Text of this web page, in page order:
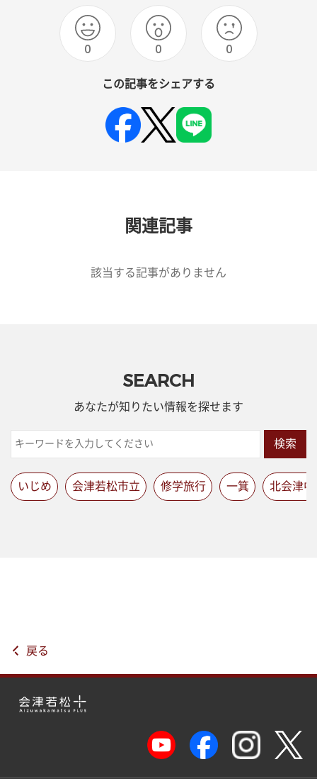
0 0 0
この記事をシェアする
関連記事
該当する記事がありません
SEARCH
あなたが知りたい情報を探せます
検索
いじめ 会津若松市立 修学旅行 一箕 北会津中
戻る